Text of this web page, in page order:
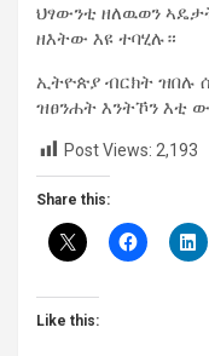
ህፃውንቲ ዘለዉወን
ዘእትው እዩ ተባሂሉ።
ኢትዮጵያ ብርክት ዝበሉ
ዝፀንሐት እንትኾን እቲ
Post Views: 2,193
Share this:
Like this: